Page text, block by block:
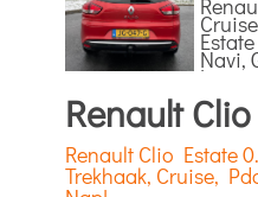
Renault Clio
Renault Clio Estate
Trekhaak, Cruise,